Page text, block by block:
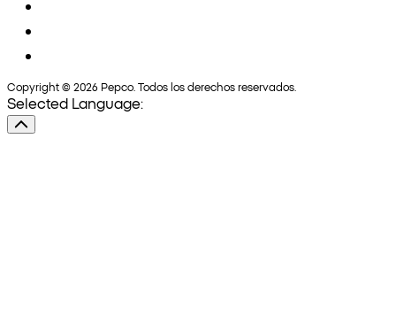
Copyright © 2026 Pepco. Todos los derechos reservados.
Selected Language: